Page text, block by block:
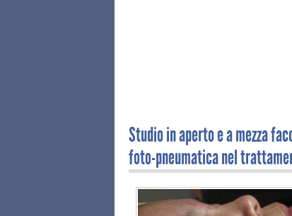
Studio in aperto e a mezza
foto-pneumatica nel